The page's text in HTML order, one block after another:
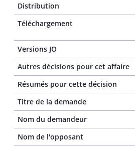
Distribution
Téléchargement
Versions JO
Autres décisions pour cet affaire
Résumés pour cette décision
Titre de la demande
Nom du demandeur
Nom de l'opposant